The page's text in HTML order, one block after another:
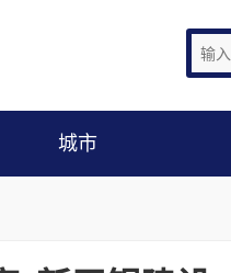
城市